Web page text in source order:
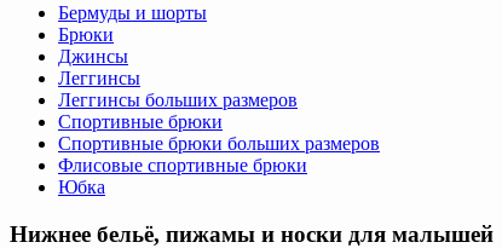
Бермуды и шорты
Брюки
Джинсы
Леггинсы
Леггинсы больших размеров
Спортивные брюки
Спортивные брюки больших размеров
Флисовые спортивные брюки
Юбка
Нижнее бельё, пижамы и носки для малышей